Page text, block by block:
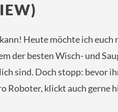
Heute möchte ich euch
der besten Wisch- und
sind. Doch stopp: bevor
Roboter, klickt auch gerne